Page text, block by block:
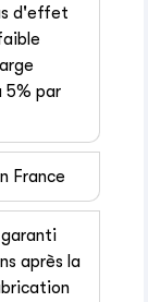
d'effet
5% par
France
garanti
après la